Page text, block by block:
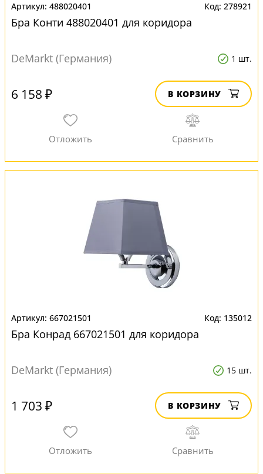
488020401 278921
Бра Конти 488020401 для коридора
DeMarkt (Германия) 1 шт.
6 158 ₽ В КОРЗИНУ
667021501 135012
Бра Конрад 667021501 для коридора
DeMarkt (Германия) 15 шт.
1 703 ₽ В КОРЗИНУ